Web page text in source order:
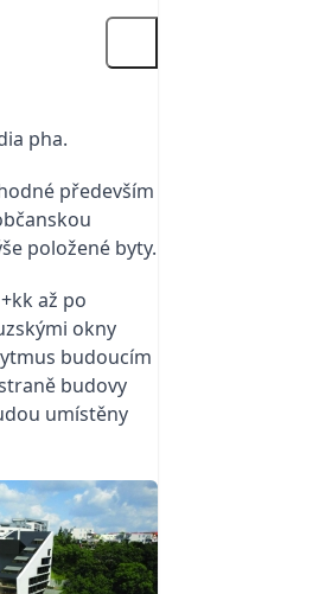
pha.
především
položené byty.
až po
okny
budoucím
budovy
umístěny